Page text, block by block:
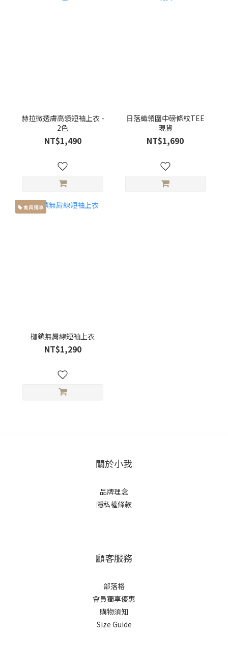
赫拉微透膚高領短袖上衣 -
2色
NT$1,490
日落織領圍中磅條紋TEE
現貨
NT$1,690
會員獨享
枷鎖無肩線短袖上衣
NT$1,290
關於小我
品牌理念
隱私權條款
顧客服務
部落格
會員獨享優惠
購物須知
Size Guide